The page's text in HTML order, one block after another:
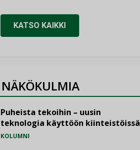
KATSO KAIKKI
NÄKÖKULMIA
Puheista tekoihin – uusin
teknologia käyttöön kiinteistöissä
KOLUMNI